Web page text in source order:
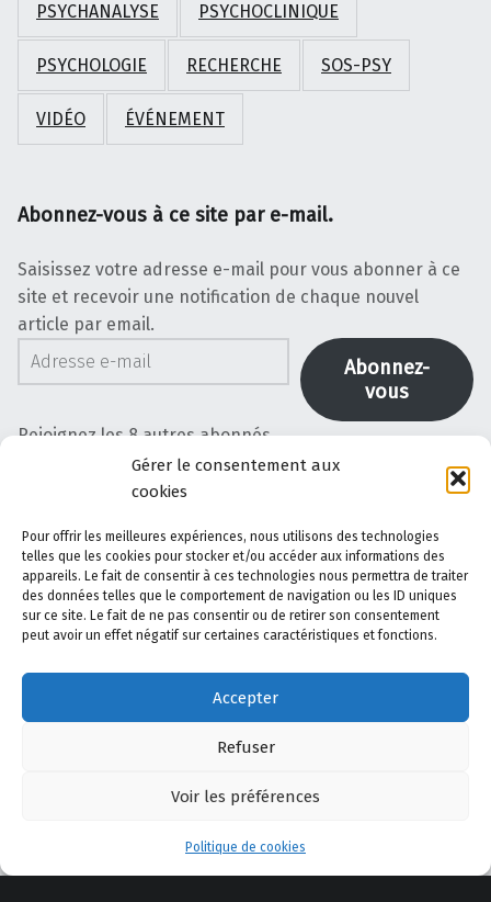
Gérer le consentement aux
cookies
Pour offrir les meilleures expériences, nous utilisons des technologies
telles que les cookies pour stocker et/ou accéder aux informations des
appareils. Le fait de consentir à ces technologies nous permettra de traiter
des données telles que le comportement de navigation ou les ID uniques
sur ce site. Le fait de ne pas consentir ou de retirer son consentement
peut avoir un effet négatif sur certaines caractéristiques et fonctions.
Accepter
Refuser
Voir les préférences
Politique de cookies
Menu
PSYCHANALYSE PSYCHOCLINIQUE
PSYCHOLOGIE RECHERCHE SOS-PSY
VIDÉO ÉVÉNEMENT
Abonnez-vous à ce site par e-mail.
Saisissez votre adresse e-mail pour vous abonner à ce
site et recevoir une notification de chaque nouvel
article par email.
Adresse e-mail
Abonnez-
vous
Rejoignez les 8 autres abonnés
Accédez au plan du site
© 2026CEPPA |UsingModern WordPresstheme.|Back to top
Élément du menuÉlément du menuÉlément du menuÉlément du menuÉlément du menu Back to top ↑